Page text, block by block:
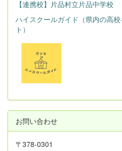
【連携校】片品村立片品中学校
ハイスクールガイド（県内の高
ト）
お問い合わせ
〒378-0301